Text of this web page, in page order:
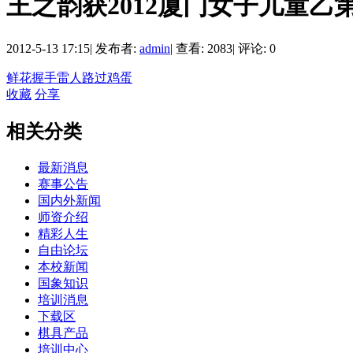
王之韵获2012厦门女子儿童乙
2012-5-13 17:15| 发布者: admin| 查看: 2083| 评论: 0
鲜花握手雷人 路过鸡蛋
收藏 分享
相关分类
最新消息
赛事公告
国内外新闻
师资介绍
精彩人生
自由论坛
本校新闻
国象知识
培训消息
下载区
棋具产品
培训中心